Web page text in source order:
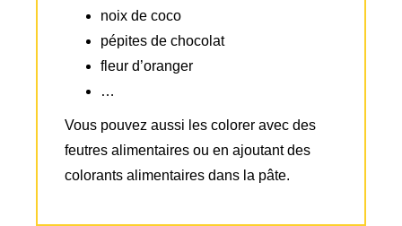
noix de coco
pépites de chocolat
fleur d’oranger
…
Vous pouvez aussi les colorer avec des
feutres alimentaires ou en ajoutant des
colorants alimentaires dans la pâte.